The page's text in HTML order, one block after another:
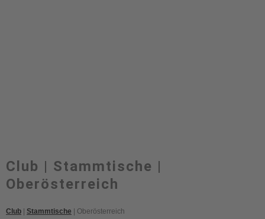
Club | Stammtische |
Oberösterreich
Club | Stammtische | Oberösterreich